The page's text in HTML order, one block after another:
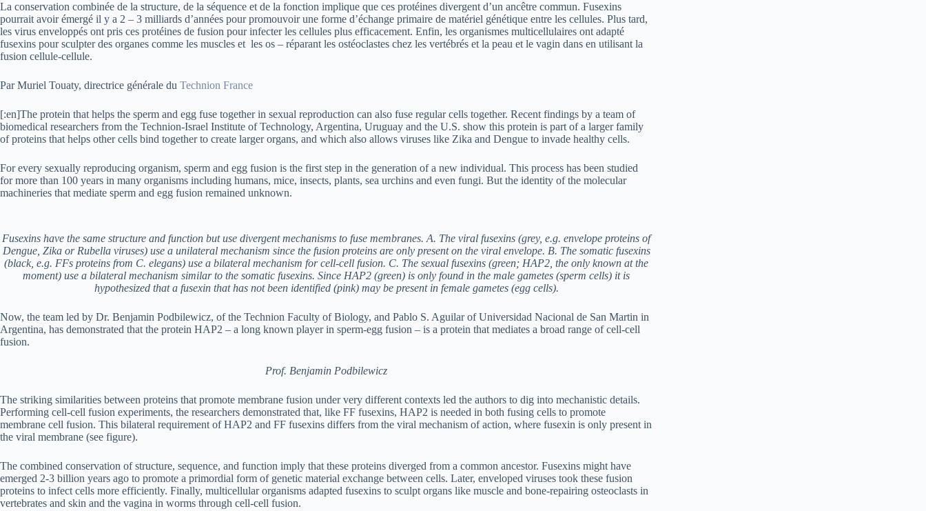
La conservation combinée de la structure, de la séquence et de la fonction implique que ces protéines divergent d’un ancêtre commun. Fusexins
pourrait avoir émergé il y a 2 – 3 milliards d’années pour promouvoir une forme d’échange primaire de matériel génétique entre les cellules. Plus tard,
les virus enveloppés ont pris ces protéines de fusion pour infecter les cellules plus efficacement. Enfin, les organismes multicellulaires ont adapté
fusexins pour sculpter des organes comme les muscles et les os – réparant les ostéoclastes chez les vertébrés et la peau et le vagin dans en utilisant la
fusion cellule-cellule.
Par Muriel Touaty, directrice générale du Technion France
[:en]The protein that helps the sperm and egg fuse together in sexual reproduction can also fuse regular cells together. Recent findings by a team of
biomedical researchers from the Technion-Israel Institute of Technology, Argentina, Uruguay and the U.S. show this protein is part of a larger family
of proteins that helps other cells bind together to create larger organs, and which also allows viruses like Zika and Dengue to invade healthy cells.
For every sexually reproducing organism, sperm and egg fusion is the first step in the generation of a new individual. This process has been studied
for more than 100 years in many organisms including humans, mice, insects, plants, sea urchins and even fungi. But the identity of the molecular
machineries that mediate sperm and egg fusion remained unknown.
Fusexins have the same structure and function but use divergent mechanisms to fuse membranes. A. The viral fusexins (grey, e.g. envelope proteins of
Dengue, Zika or Rubella viruses) use a unilateral mechanism since the fusion proteins are only present on the viral envelope. B. The somatic fusexins
(black, e.g. FFs proteins from C. elegans) use a bilateral mechanism for cell-cell fusion. C. The sexual fusexins (green; HAP2, the only known at the
moment) use a bilateral mechanism similar to the somatic fusexins. Since HAP2 (green) is only found in the male gametes (sperm cells) it is
hypothesized that a fusexin that has not been identified (pink) may be present in female gametes (egg cells).
Now, the team led by Dr. Benjamin Podbilewicz, of the Technion Faculty of Biology, and Pablo S. Aguilar of Universidad Nacional de San Martin in
Argentina, has demonstrated that the protein HAP2 – a long known player in sperm-egg fusion – is a protein that mediates a broad range of cell-cell
fusion.
Prof. Benjamin Podbilewicz
The striking similarities between proteins that promote membrane fusion under very different contexts led the authors to dig into mechanistic details.
Performing cell-cell fusion experiments, the researchers demonstrated that, like FF fusexins, HAP2 is needed in both fusing cells to promote
membrane cell fusion. This bilateral requirement of HAP2 and FF fusexins differs from the viral mechanism of action, where fusexin is only present in
the viral membrane (see figure).
The combined conservation of structure, sequence, and function imply that these proteins diverged from a common ancestor. Fusexins might have
emerged 2-3 billion years ago to promote a primordial form of genetic material exchange between cells. Later, enveloped viruses took these fusion
proteins to infect cells more efficiently. Finally, multicellular organisms adapted fusexins to sculpt organs like muscle and bone-repairing osteoclasts in
vertebrates and skin and the vagina in worms through cell-cell fusion.